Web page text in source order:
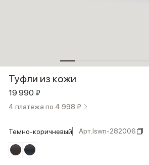
Туфли из кожи
19 990 ₽
4 платежа по 4 998 ₽
темно-коричневый Арт.lswn-282006